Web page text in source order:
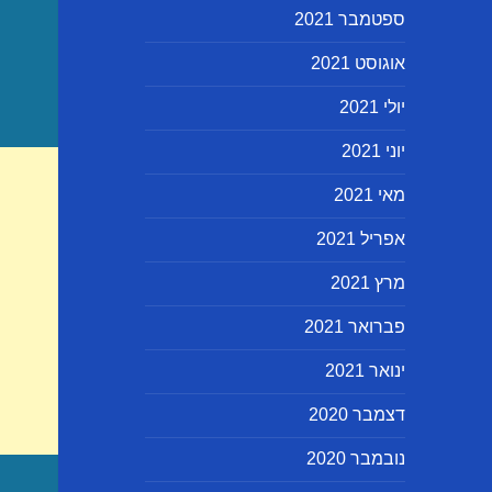
ספטמבר 2021
אוגוסט 2021
יולי 2021
יוני 2021
מאי 2021
אפריל 2021
מרץ 2021
פברואר 2021
ינואר 2021
דצמבר 2020
נובמבר 2020